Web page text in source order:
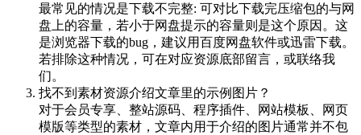
最常见的情况是下载不完整: 可对比下载完压缩包的与网
盘上的容量，若小于网盘提示的容量则是这个原因。这
是浏览器下载的bug，建议用百度网盘软件或迅雷下载。
若排除这种情况，可在对应资源底部留言，或联络我
们。
找不到素材资源介绍文章里的示例图片？
对于会员专享、整站源码、程序插件、网站模板、网页
模版等类型的素材，文章内用于介绍的图片通常并不包